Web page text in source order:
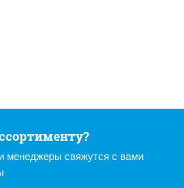
менеджеры свяжутся с вами